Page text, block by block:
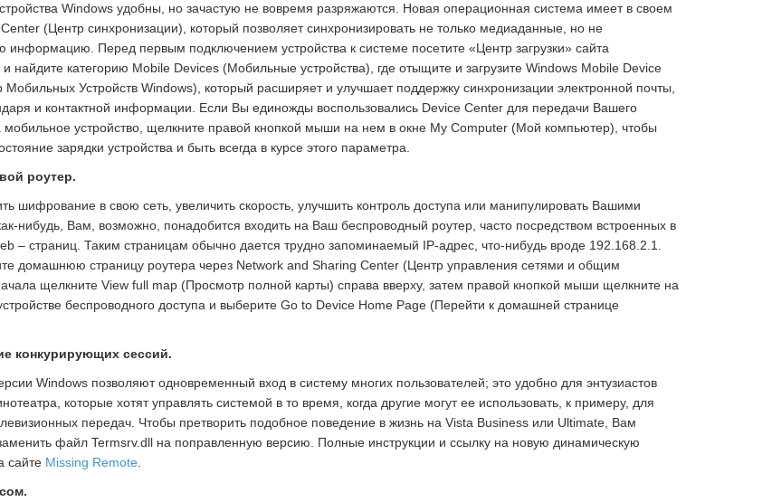
Windows удобны, но зачастую не вовремя разряжаются. Новая операционная система имеет в своем
(Центр синхронизации), который позволяет синхронизировать не только медиаданные, но не
информацию. Перед первым подключением устройства к системе посетите «Центр загрузки» сайта
найдите категорию Mobile Devices (Мобильные устройства), где отыщите и загрузите Windows Mobile Device
Устройств Windows), который расширяет и улучшает поддержку синхронизации электронной почты,
и контактной информации. Если Вы единожды воспользовались Device Center для передачи Вашего
мобильное устройство, щелкните правой кнопкой мыши на нем в окне My Computer (Мой компьютер), чтобы
зарядки устройства и быть всегда в курсе этого параметра.
роутер.
шифрование в свою сеть, увеличить скорость, улучшить контроль доступа или манипулировать Вашими
нибудь, Вам, возможно, понадобится входить на Ваш беспроводный роутер, часто посредством встроенных в
– страниц. Таким страницам обычно дается трудно запоминаемый IP-адрес, что-нибудь вроде 192.168.2.1.
домашнюю страницу роутера через Network and Sharing Center (Центр управления сетями и общим
щелкните View full map (Просмотр полной карты) справа вверху, затем правой кнопкой мыши щелкните на
беспроводного доступа и выберите Go to Device Home Page (Перейти к домашней странице
конкурирующих сессий.
Windows позволяют одновременный вход в систему многих пользователей; это удобно для энтузиастов
которые хотят управлять системой в то время, когда другие могут ее использовать, к примеру, для
передач. Чтобы претворить подобное поведение в жизнь на Vista Business или Ultimate, Вам
файл Termsrv.dll на поправленную версию. Полные инструкции и ссылку на новую динамическую
сайте Missing Remote